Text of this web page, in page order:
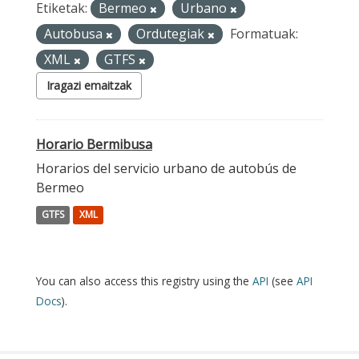
Etiketak: Bermeo
Urbano
Autobusa
Ordutegiak
Formatuak:
XML
GTFS
Iragazi emaitzak
Horario Bermibusa
Horarios del servicio urbano de autobús de
Bermeo
GTFS XML
You can also access this registry using the API (see API
Docs).